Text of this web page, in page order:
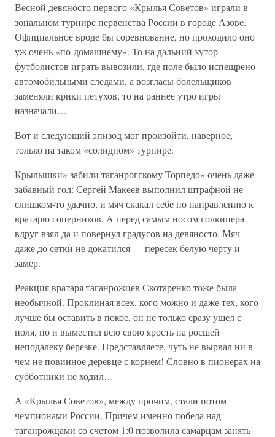
Весной девяносто первого «Крылья Советов» играли в
зональном турнире первенства России в городе Азове.
Официальное вроде бы соревнование, но проходило оно
уж очень «по-домашнему». То на дальний хутор
футболистов играть вывозили, где поле было испещрено
автомобильными следами, а возгласы болельщиков
заменяли крики петухов, то на раннее утро игры
назначали…
Вот и следующий эпизод мог произойти, наверное,
только на таком «солидном» турнире.
Крылышки» забили таганрогскому Торпедо» очень даже
забавный гол: Сергей Макеев выполнил штрафной не
слишком-то удачно, и мяч скакал себе по направлению к
вратарю соперников. А перед самым носом голкипера
вдруг взял да и повернул градусов на девяносто. Мяч
даже до сетки не докатился — пересек белую черту и
замер.
Реакция вратаря таганрожцев Скотаренко тоже была
необычной. Проклиная всех, кого можно и даже тех, кого
лучше бы оставить в покое, он не только сразу ушел с
поля, но и выместил всю свою ярость на росшей
неподалеку березке. Представляете, чуть не вырвал ни в
чем не повинное деревце с корнем! Словно в пионерах на
субботники не ходил…
А «Крылья Советов», между прочим, стали потом
чемпионами России. Причем именно победа над
таганрожцами со счетом 1:0 позволила самарцам занять